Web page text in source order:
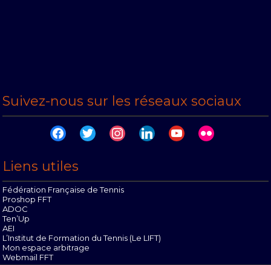
Suivez-nous sur les réseaux sociaux
facebooktwitter instagramlinkedinyoutubeflickr
Liens utiles
Fédération Française de Tennis
Proshop FFT
ADOC
Ten’Up
AEI
L’Institut de Formation du Tennis (Le LIFT)
Mon espace arbitrage
Webmail FFT